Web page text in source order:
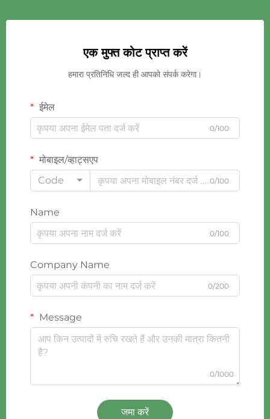
एक मुफ्त कोट प्राप्त करें
हमारा प्रतिनिधि जल्द ही आपको संपर्क करेगा।
ईमेल
0/100
मोबाइल/व्हाट्सएप
Code
0/100
Name
0/100
Company Name
0/200
Message
0/1000
जमा करें